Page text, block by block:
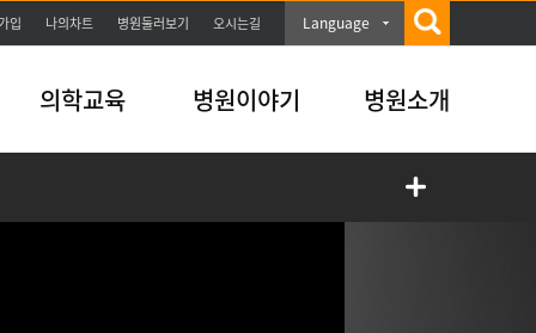
입 나의차트 병원둘러보기 오시는길 Language
의학교육 병원이야기 병원소개